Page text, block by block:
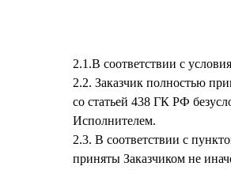
2.1.В соответствии с
2.2. Заказчик полностью
со статьей 438 ГК РФ
Исполнителем.
2.3. В соответствии с
приняты Заказчиком не